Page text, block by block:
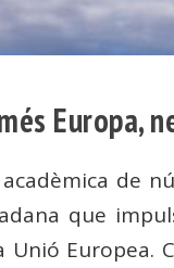
Europa,
de
que
Unió Europea.